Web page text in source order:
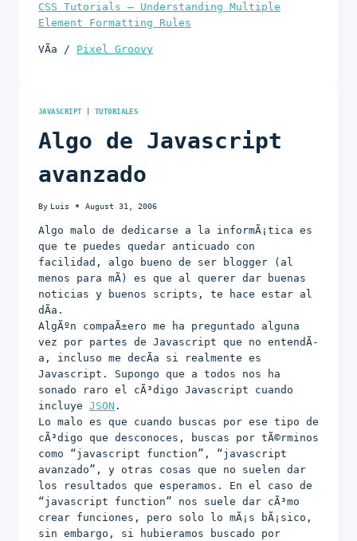
CSS Tutorials – Understanding Multiple
Element Formatting Rules
VÃ­a / Pixel Groovy
JAVASCRIPT TUTORIALES
Algo de Javascript
avanzado
By Luis August 31, 2006
Algo malo de dedicarse a la informÃ¡tica es
que te puedes quedar anticuado con
facilidad, algo bueno de ser blogger (al
menos para mÃ­) es que al querer dar buenas
noticias y buenos scripts, te hace estar al
dÃ­a.
AlgÃºn compaÃ±ero me ha preguntado alguna
vez por partes de Javascript que no entendÃ­
a, incluso me decÃ­a si realmente es
Javascript. Supongo que a todos nos ha
sonado raro el cÃ³digo Javascript cuando
incluye JSON .
Lo malo es que cuando buscas por ese tipo de
cÃ³digo que desconoces, buscas por tÃ©rminos
como “javascript function”, “javascript
avanzado”, y otras cosas que no suelen dar
los resultados que esperamos. En el caso de
“javascript function” nos suele dar cÃ³mo
crear funciones, pero solo lo mÃ¡s bÃ¡sico,
sin embargo, si hubieramos buscado por